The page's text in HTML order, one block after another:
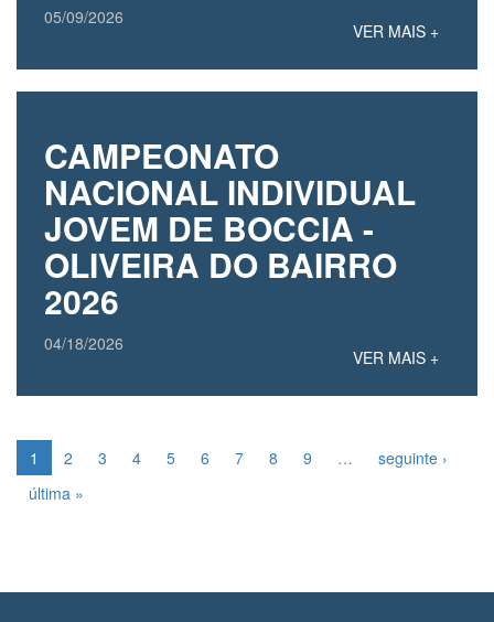
05/09/2026
VER MAIS +
CAMPEONATO
NACIONAL INDIVIDUAL
JOVEM DE BOCCIA -
OLIVEIRA DO BAIRRO
2026
04/18/2026
VER MAIS +
1 2 3 4 5 6 7 8 9 …
seguinte ›
última »